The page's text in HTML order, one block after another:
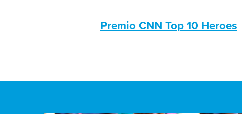
Premio CNN Top 10 Heroes